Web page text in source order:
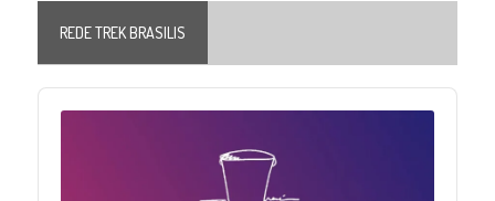
REDE TREK BRASILIS
Audio
Player